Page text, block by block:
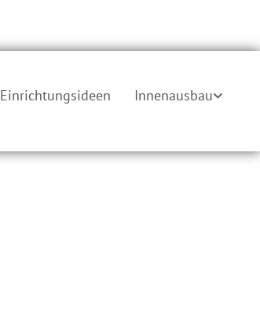
Einrichtungsideen
Innenausbau